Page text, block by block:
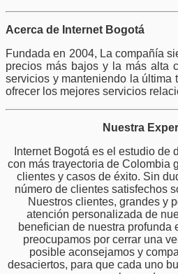
Acerca de Internet Bogotá
Fundada en 2004, La compañía
precios más bajos y la más alta
servicios y manteniendo la última
ofrecer los mejores servicios
Nuestra
Internet Bogotá es el estudio de
con más trayectoria de Colombia
clientes y casos de éxito. Sin
número de clientes satisfechos
Nuestros clientes, grandes y
atención personalizada de
benefician de nuestra profunda
preocupamos por cerrar una
posible aconsejamos y
desaciertos, para que cada uno